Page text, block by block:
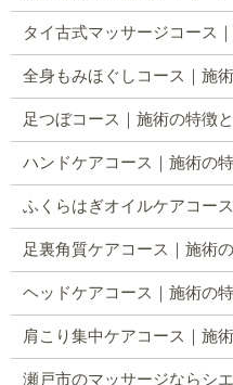
タイ古式マッサージコース
全身もみほぐしコース｜施
足つぼコース｜施術の特徴
ハンドケアコース｜施術の
ふくらはぎオイルケアコー
足裏角質ケアコース｜施術
ヘッドケアコース｜施術の
肩こり集中ケアコース｜施
瀬戸市のマッサージならシ